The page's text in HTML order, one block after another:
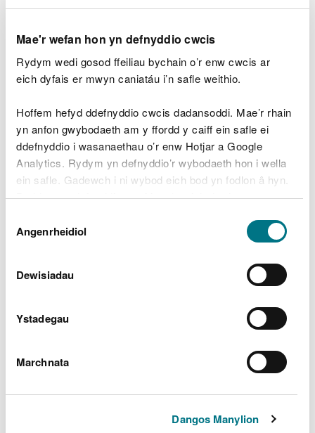
Mae'r wefan hon yn defnyddio cwcis
Rydym wedi gosod ffeiliau bychain o’r enw cwcis ar
eich dyfais er mwyn caniatáu i’n safle weithio.
Hoffem hefyd ddefnyddio cwcis dadansoddi. Mae’r rhain
yn anfon gwybodaeth am y ffordd y caiff ein safle ei
ddefnyddio i wasanaethau o’r enw Hotjar a Google
Analytics. Rydym yn defnyddio’r wybodaeth hon i wella
ein safle. Gadewch i ni wybod eich bod yn fodlon â hyn.
Byddwn yn defnyddio cwci i gadw eich dewis.
Gellirdarllen mwy am ein cwcis cyn i chi ddewis.
Caniatâd
Angenrheidiol
Dewisiadau
Ystadegau
Marchnata
Dangos Manylion
ar y risgiau i’r cyhoedd.”
wedi gadael ôl sylweddol ar Gymru, gan achosi
difrod eang i goed, coetiroedd a choedwigoedd.
Mae tirfeddianwyr preifat bellach yn wynebu heriau
tebyg i’r rhai oedd yn wynebu CNC.
chanlyniad y storm. Mae'r arweiniad yn egluro pryd
y caniateir cwympo coed sy'n tyfu o dan eithriadau
Mae eithriadau allweddol yn cynnwys achosion lle
gwirioneddol i ddiogelwch y cyhoedd, megis
cyfagos. Yn ogystal, mae eithriadau’n berthnasol i
goed sy’n cael eu cwympo gan, neu ar gais
rhwystro ffyrdd a thraciau sy’n angenrheidiol ar